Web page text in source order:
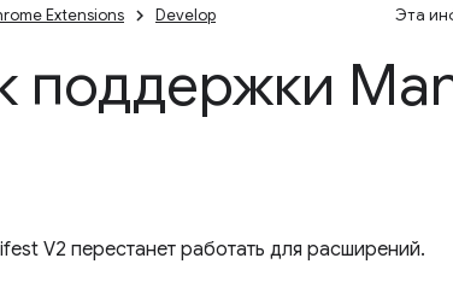
Extensions Develop Эта
поддержки
V2 перестанет работать для расширений.